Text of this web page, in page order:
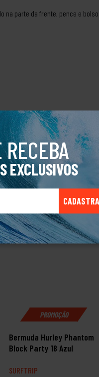
EXCLUSIVOS
parte da frente, pence e
GOSTE
PROMOÇÃO
Bermuda Hurley Phantom
Block Party 18 Azul
SURFTRIP